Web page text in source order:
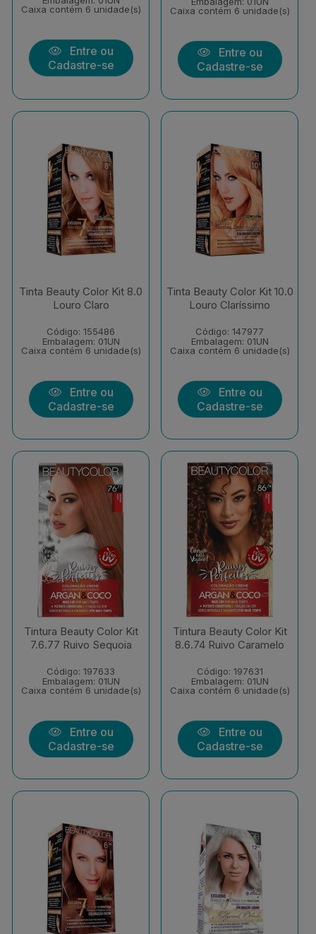
Caixa contém 6 unidade(s)
Entre ou
Cadastre-se
Caixa contém 6 unidade(s)
Entre ou
Cadastre-se
Tinta Beauty Color Kit 8.0
Louro Claro
Código: 155486
Embalagem: 01UN
Caixa contém 6 unidade(s)
Entre ou
Cadastre-se
Tinta Beauty Color Kit 10.0
Louro Claríssimo
Código: 147977
Embalagem: 01UN
Caixa contém 6 unidade(s)
Entre ou
Cadastre-se
Tintura Beauty Color Kit
7.6.77 Ruivo Sequoia
Código: 197633
Embalagem: 01UN
Caixa contém 6 unidade(s)
Entre ou
Cadastre-se
Tintura Beauty Color Kit
8.6.74 Ruivo Caramelo
Código: 197631
Embalagem: 01UN
Caixa contém 6 unidade(s)
Entre ou
Cadastre-se